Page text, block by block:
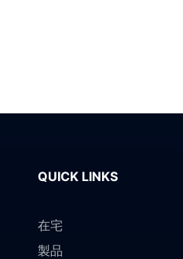
QUICK LINKS
在宅
製品